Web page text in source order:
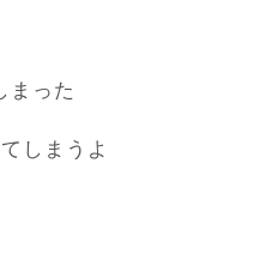
まった
しまうよ